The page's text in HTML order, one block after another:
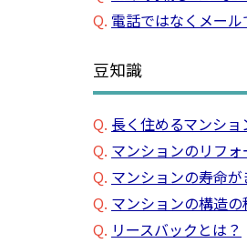
Q. 電話ではなくメール
豆知識
Q. 長く住めるマンシ
Q. マンションのリフ
Q. マンションの寿命
Q. マンションの構造の
Q. リースバックとは？